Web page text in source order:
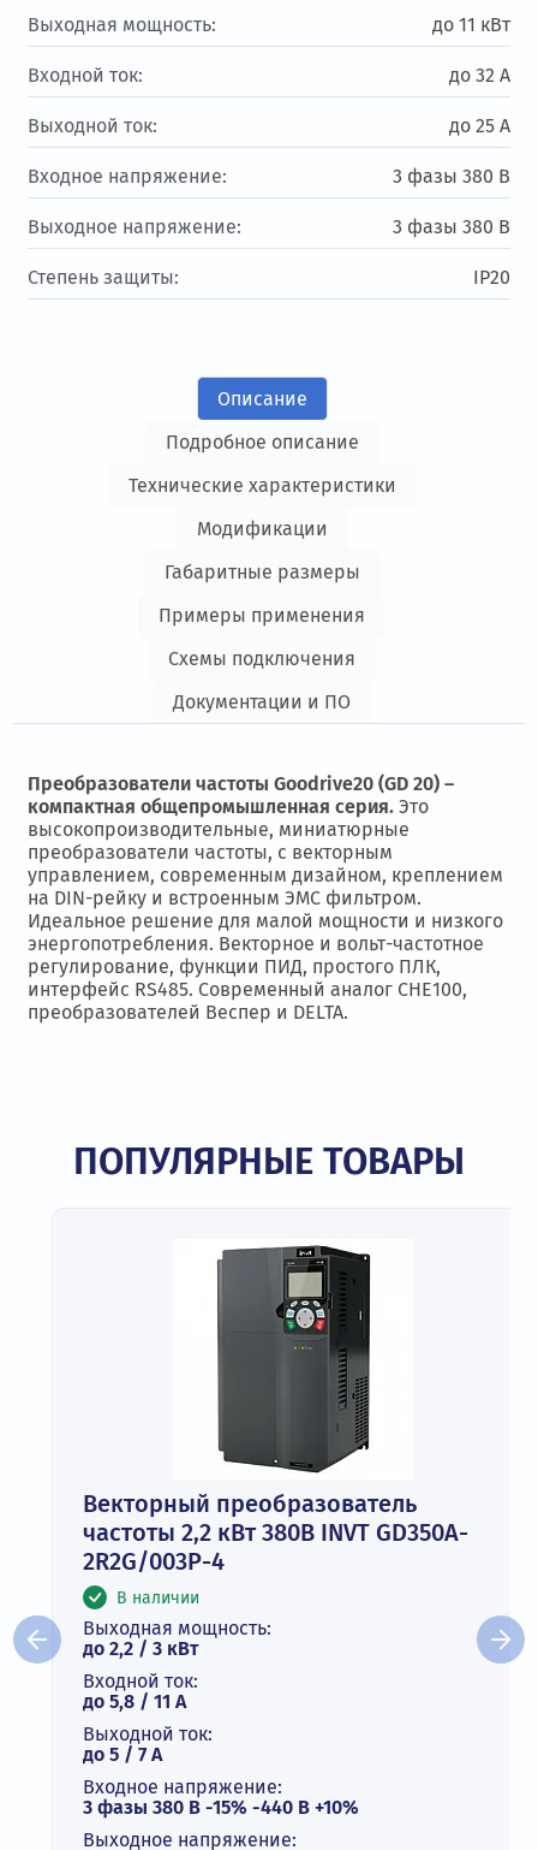
Выходная мощность: до 11 кВт
Входной ток: до 32 А
Выходной ток: до 25 А
Входное напряжение: 3 фазы 380 В
Выходное напряжение: 3 фазы 380 В
Степень защиты: IP20
Описание
Подробное описание
Технические характеристики
Модификации
Габаритные размеры
Примеры применения
Схемы подключения
Документации и ПО
Преобразователи частоты Goodrive20 (GD 20) –
компактная общепромышленная серия. Это
высокопроизводительные, миниатюрные
преобразователи частоты, с векторным
управлением, современным дизайном, креплением
на DIN-рейку и встроенным ЭМС фильтром.
Идеальное решение для малой мощности и низкого
энергопотребления. Векторное и вольт-частотное
регулирование, функции ПИД, простого ПЛК,
интерфейс RS485. Современный аналог CHE100,
преобразователей Веспер и DELTA.
ПОПУЛЯРНЫЕ ТОВАРЫ
Векторный преобразователь
частоты 2,2 кВт 380В INVT GD350A-
2R2G/003P-4
В наличии
Выходная мощность:
до 2,2 / 3 кВт
Входной ток:
до 5,8 / 11 А
Выходной ток:
до 5 / 7 A
Входное напряжение:
3 фазы 380 В -15% -440 В +10%
Выходное напряжение: